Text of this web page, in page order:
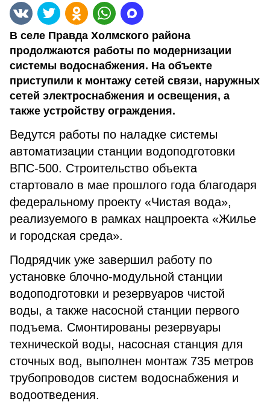
В селе Правда Холмского района
продолжаются работы по модернизации
системы водоснабжения. На объекте
приступили к монтажу сетей связи, наружных
сетей электроснабжения и освещения, а
также устройству ограждения.
Ведутся работы по наладке системы
автоматизации станции водоподготовки
ВПС-500. Строительство объекта
стартовало в мае прошлого года благодаря
федеральному проекту «Чистая вода»,
реализуемого в рамках нацпроекта «Жилье
и городская среда».
Подрядчик уже завершил работу по
установке блочно-модульной станции
водоподготовки и резервуаров чистой
воды, а также насосной станции первого
подъема. Смонтированы резервуары
технической воды, насосная станция для
сточных вод, выполнен монтаж 735 метров
трубопроводов систем водоснабжения и
водоотведения.